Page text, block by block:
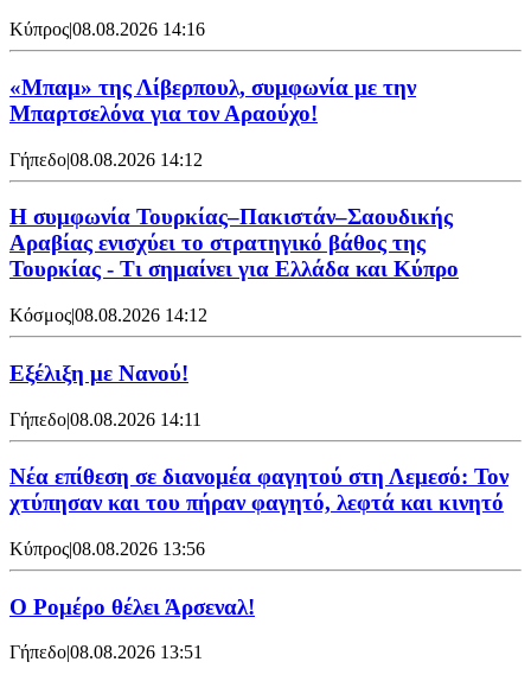
Κύπρος|08.08.2026 14:16
«Μπαμ» της Λίβερπουλ, συμφωνία με την
Μπαρτσελόνα για τον Αραούχο!
Γήπεδο|08.08.2026 14:12
Η συμφωνία Τουρκίας–Πακιστάν–Σαουδικής
Αραβίας ενισχύει το στρατηγικό βάθος της
Τουρκίας - Τι σημαίνει για Ελλάδα και Κύπρο
Κόσμος|08.08.2026 14:12
Εξέλιξη με Νανού!
Γήπεδο|08.08.2026 14:11
Νέα επίθεση σε διανομέα φαγητού στη Λεμεσό: Τον
χτύπησαν και του πήραν φαγητό, λεφτά και κινητό
Κύπρος|08.08.2026 13:56
Ο Ρομέρο θέλει Άρσεναλ!
Γήπεδο|08.08.2026 13:51